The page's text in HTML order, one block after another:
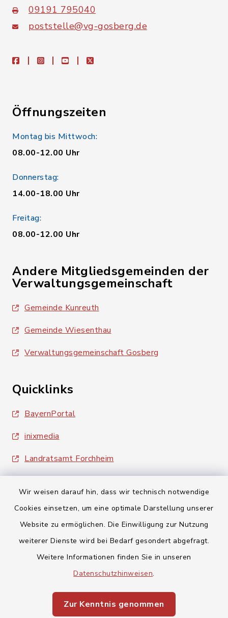
Wir weisen darauf hin, dass wir technisch notwendige
Cookies einsetzen, um eine optimale Darstellung unserer
Website zu ermöglichen. Die Einwilligung zur Nutzung
weiterer Dienste wird bei Bedarf gesondert abgefragt.
Weitere Informationen finden Sie in unseren
Datenschutzhinweisen.
Zur Kenntnis genommen
09191 795040
poststelle@vg-gosberg.de
facebookinstagramyoutubeX
Öffnungszeiten
Montag bis Mittwoch:
08.00-12.00 Uhr
Donnerstag:
14.00-18.00 Uhr
Freitag:
08.00-12.00 Uhr
Andere Mitgliedsgemeinden der
Verwaltungsgemeinschaft
Gemeinde Kunreuth
Gemeinde Wiesenthau
Verwaltungsgemeinschaft Gosberg
Quicklinks
BayernPortal
inixmedia
Landratsamt Forchheim
Barrierefreiheit
Impressum